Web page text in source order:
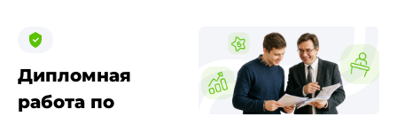
Дипломная
работа по